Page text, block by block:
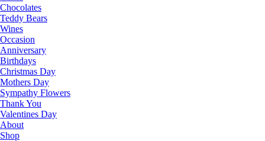
Chocolates
Teddy Bears
Wines
Occasion
Anniversary
Birthdays
Christmas Day
Mothers Day
Sympathy Flowers
Thank You
Valentines Day
About
Shop